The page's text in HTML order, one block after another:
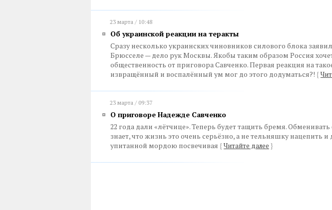
23 марта / 10:48
Об украинской реакции на теракты
Сразу несколько украинских чиновников силового блока
Брюсселе — дело рук Москвы. Якобы таким образом Россия
общественность от приговора Савченко. Первая реакция на
извращённый и воспалённый ум мог до этого додуматься?! {
23 марта / 09:37
О приговоре Надежде Савченко
22 года дали «лётчице». Теперь будет тащить бремя. Обменивать
знает, что жизнь это очень серьёзно, а не тельняшку нацепить
упитанной мордою посвечивая { Читайте далее }